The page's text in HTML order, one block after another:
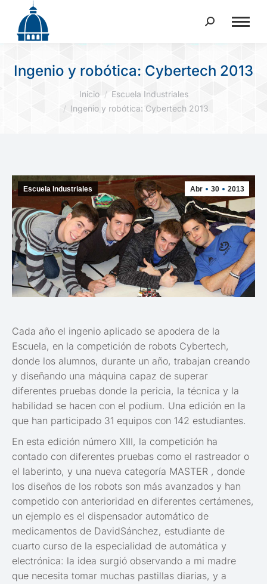
Buscar:
Ingenio y robótica: Cybertech 2013
Inicio
Escuela Industriales
Ingenio y robótica: Cybertech 2013
Abr 30 2013
Escuela Industriales
Cada año el ingenio aplicado se apodera de la
Escuela, en la competición de robots Cybertech,
donde los alumnos, durante un año, trabajan creando
y diseñando una máquina capaz de superar
diferentes pruebas donde la pericia, la técnica y la
habilidad se hacen con el podium. Una edición en la
que han participado 31 equipos con 142 estudiantes.
En esta edición número XIII, la competición ha
contado con diferentes pruebas como el rastreador o
el laberinto, y una nueva categoría MASTER , donde
los diseños de los robots son más avanzados y han
competido con anterioridad en diferentes certámenes,
un ejemplo es el dispensador automático de
medicamentos de DavidSánchez, estudiante de
cuarto curso de la especialidad de automática y
electrónica: la idea surgió observando a mi madre
que necesita tomar muchas pastillas diarias, y a